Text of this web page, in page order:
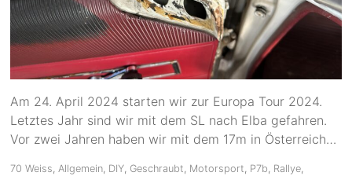
Am 24. April 2024 starten wir zur Europa Tour 2024.
Letztes Jahr sind wir mit dem SL nach Elba gefahren.
Vor zwei Jahren haben wir mit dem 17m in Österreich…
70 Weiss,Allgemein, DIY, Geschraubt, Motorsport, P7b, Rallye,